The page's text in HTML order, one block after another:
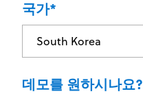
국가*
데모를 원하시나요?